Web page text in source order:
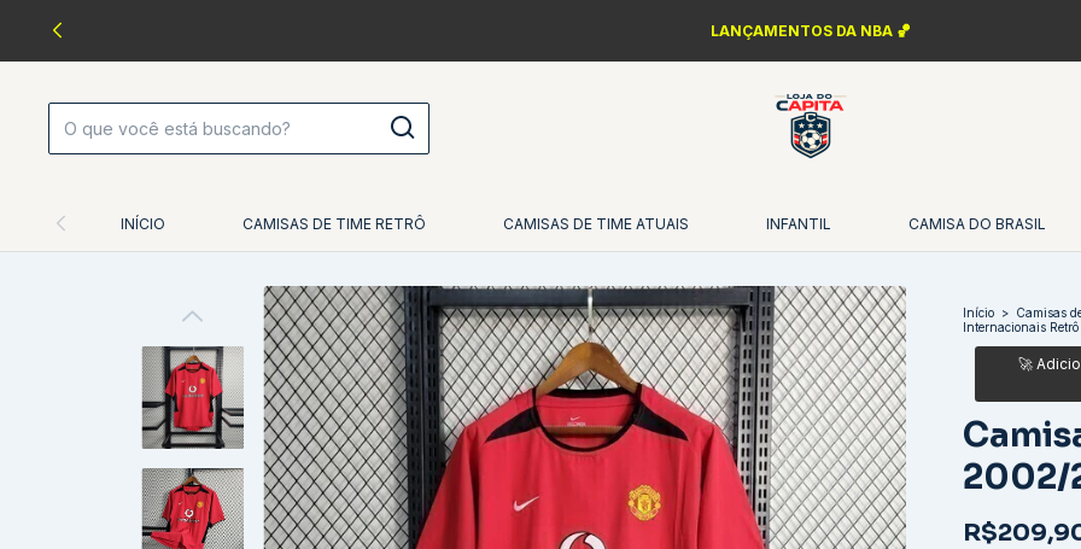
PERSONALIZAÇÃO FONTES DA ÉPOCA ✍️
INÍCIO CAMISAS DE TIME RETRÔ CAMISAS DE TIME ATUAIS INFANTIL CAMISA DO BRASIL
Início > Camisas
Internacionais Retrô
2002/